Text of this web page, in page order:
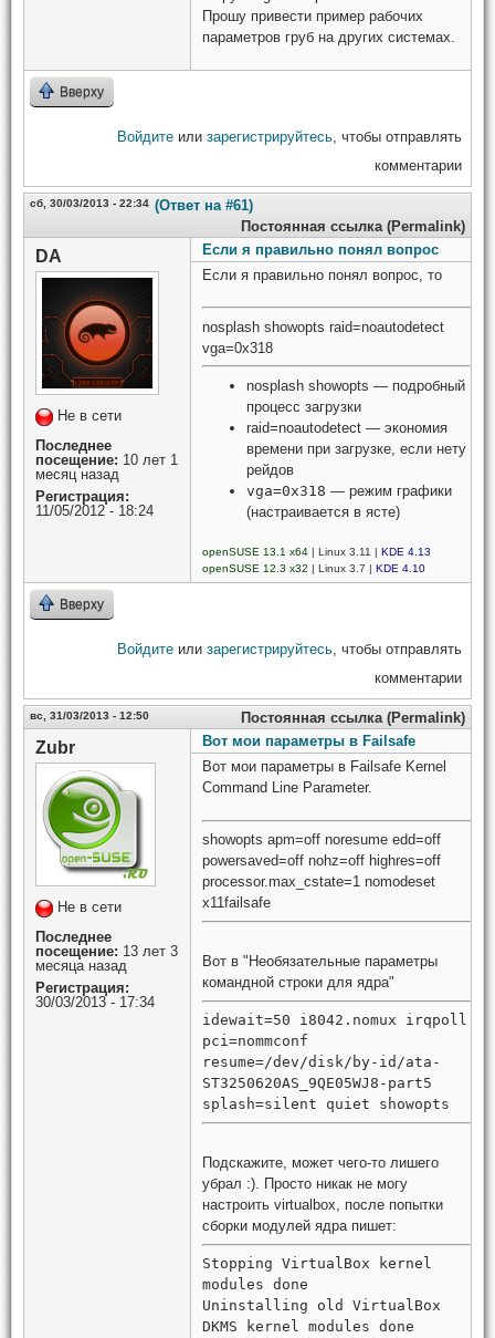
Прошу привести пример рабочих
параметров груб на других системах.
Вверху
Войдите или зарегистрируйтесь , чтобы отправлять
комментарии
сб, 30/03/2013 - 22:34 (Ответ на #61)
Постоянная ссылка (Permalink)
DA
Не в сети
Последнее
посещение: 10 лет 1
месяц назад
Регистрация:
11/05/2012 - 18:24
Если я правильно понял вопрос
Если я правильно понял вопрос, то
nosplash showopts raid=noautodetect
vga=0x318
nosplash showopts — подробный
процесс загрузки
raid=noautodetect — экономия
времени при загрузке, если нету
рейдов
vga=0x318 — режим графики
(настраивается в ясте)
openSUSE 13.1 x64 | Linux 3.11 | KDE 4.13
openSUSE 12.3 x32 | Linux 3.7 | KDE 4.10
Вверху
Войдите или зарегистрируйтесь, чтобы отправлять
комментарии
вс, 31/03/2013 - 12:50 Постоянная ссылка (Permalink)
Zubr
Не в сети
Последнее
посещение: 13 лет 3
месяца назад
Регистрация:
30/03/2013 - 17:34
Вот мои параметры в Failsafe
Вот мои параметры в Failsafe Kernel
Command Line Parameter.
showopts apm=off noresume edd=off
powersaved=off nohz=off highres=off
processor.max_cstate=1 nomodeset
x11failsafe
Вот в "Необязательные параметры
командной строки для ядра"
idewait=50 i8042.nomux irqpoll
pci=nommconf
resume=/dev/disk/by-id/ata-
ST3250620AS_9QE05WJ8-part5
splash=silent quiet showopts
Подскажите, может чего-то лишего
убрал :). Просто никак не могу
настроить virtualbox, после попытки
сборки модулей ядра пишет:
Stopping VirtualBox kernel
modules done
Uninstalling old VirtualBox
DKMS kernel modules done